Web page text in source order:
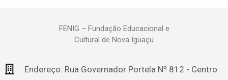
FENIG – Fundação Educacional e
Cultural de Nova Iguaçu
Endereço: Rua Governador Portela Nº 812 - Centro